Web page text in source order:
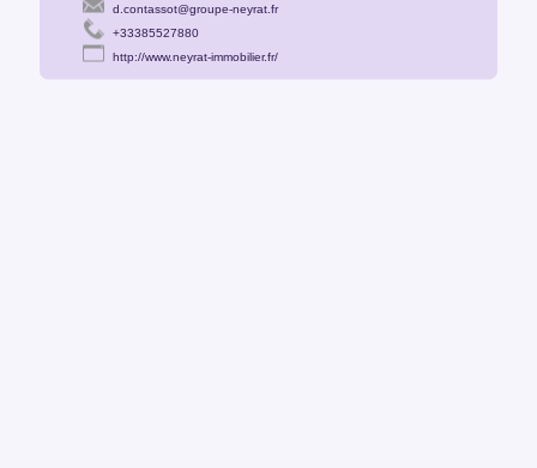
d.contassot@groupe-neyrat.fr
+33385527880
http://www.neyrat-immobilier.fr/